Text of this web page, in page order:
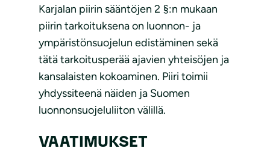
Karjalan piirin sääntöjen 2 §:n mukaan
piirin tarkoituksena on luonnon- ja
ympäristönsuojelun edistäminen sekä
tätä tarkoitusperää ajavien yhteisöjen ja
kansalaisten kokoaminen. Piiri toimii
yhdyssiteenä näiden ja Suomen
luonnonsuojeluliiton välillä.
VAATIMUKSET